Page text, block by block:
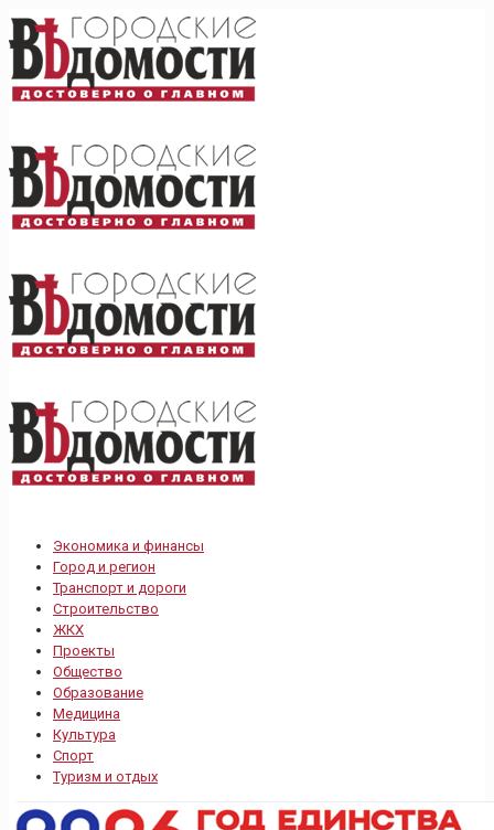
Экономика и финансы
Город и регион
Транспорт и дороги
Строительство
ЖКХ
Проекты
Общество
Образование
Медицина
Культура
Спорт
Туризм и отдых